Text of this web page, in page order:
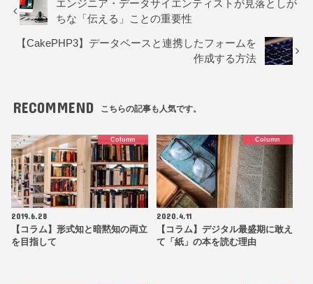
エンジニア・データサイエンティストが見落としが
ちな「伝える」ことの重要性
【CakePHP3】データベースと連携したフォームを
作成する方法
RECOMMEND こちらの記事も人気です。
Column
2019.6.28
【コラム】形式知と暗黙知の両立
を目指して
Column
2020.4.11
【コラム】デジタル最盛期に敢え
て「紙」の本を読む理由